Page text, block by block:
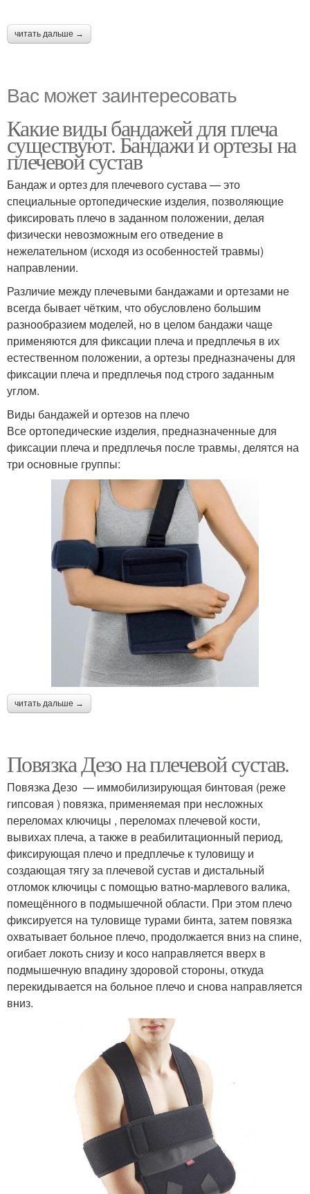
читать дальше →
Вас может заинтересовать
Какие виды бандажей для плеча
существуют. Бандажи и ортезы на
плечевой сустав
Бандаж и ортез для плечевого сустава — это
специальные ортопедические изделия, позволяющие
фиксировать плечо в заданном положении, делая
физически невозможным его отведение в
нежелательном (исходя из особенностей травмы)
направлении.
Различие между плечевыми бандажами и ортезами не
всегда бывает чётким, что обусловлено большим
разнообразием моделей, но в целом бандажи чаще
применяются для фиксации плеча и предплечья в их
естественном положении, а ортезы предназначены для
фиксации плеча и предплечья под строго заданным
углом.
Виды бандажей и ортезов на плечо
Все ортопедические изделия, предназначенные для
фиксации плеча и предплечья после травмы, делятся на
три основные группы:
читать дальше →
Повязка Дезо на плечевой сустав.
Повязка Дезо — иммобилизирующая бинтовая (реже
гипсовая ) повязка, применяемая при несложных
переломах ключицы , переломах плечевой кости,
вывихах плеча, а также в реабилитационный период,
фиксирующая плечо и предплечье к туловищу и
создающая тягу за плечевой сустав и дистальный
отломок ключицы с помощью ватно-марлевого валика,
помещённого в подмышечной области. При этом плечо
фиксируется на туловище турами бинта, затем повязка
охватывает больное плечо, продолжается вниз на спине,
огибает локоть снизу и косо направляется вверх в
подмышечную впадину здоровой стороны, откуда
перекидывается на больное плечо и снова направляется
вниз.